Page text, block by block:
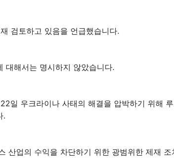
검토하고 있음을 언급했습니다.
대해서는 명시하지 않았습니다.
일 우크라이나 사태의 해결을 압박하기 위해
.
산업의 수익을 차단하기 위한 광범위한 제재